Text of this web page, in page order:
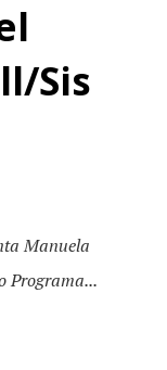
Sis
Manuela
Programa...